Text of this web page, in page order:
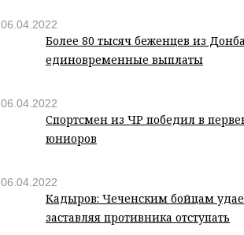
06.04.2022
Более 80 тысяч беженцев из
единовременные выплаты
06.04.2022
Спортсмен из ЧР победил в
юниоров
06.04.2022
Кадыров: Чеченским бойцам
заставляя противника отступать